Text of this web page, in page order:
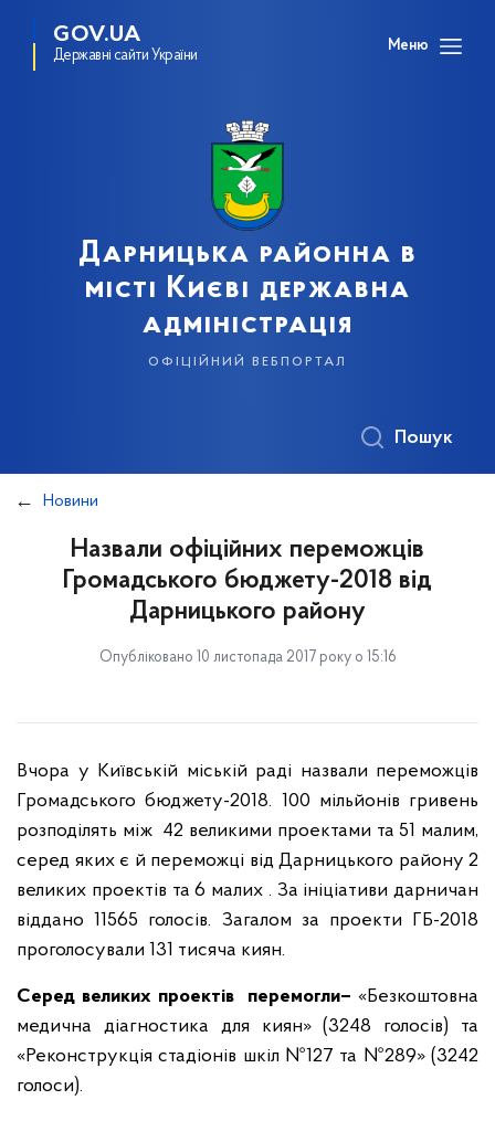
GOV.UA
Державні сайти України
Меню
Дарницька районна в
місті Києві державна
адміністрація
офіційний вебпортал
Пошук
Новини
Назвали офіційних переможців
Громадського бюджету-2018 від
Дарницького району
Опубліковано 10 листопада 2017 року о 15:16
Вчора у Київській міській раді назвали переможців
Громадського бюджету-2018. 100 мільйонів гривень
розподілять між 42 великими проектами та 51 малим,
серед яких є й переможці від Дарницького району 2
великих проектів та 6 малих . За ініціативи дарничан
віддано 11565 голосів. Загалом за проекти ГБ-2018
проголосували 131 тисяча киян.
Серед великих проектів перемогли– «Безкоштовна
медична діагностика для киян» (3248 голосів) та
«Реконструкція стадіонів шкіл №127 та №289» (3242
голоси).